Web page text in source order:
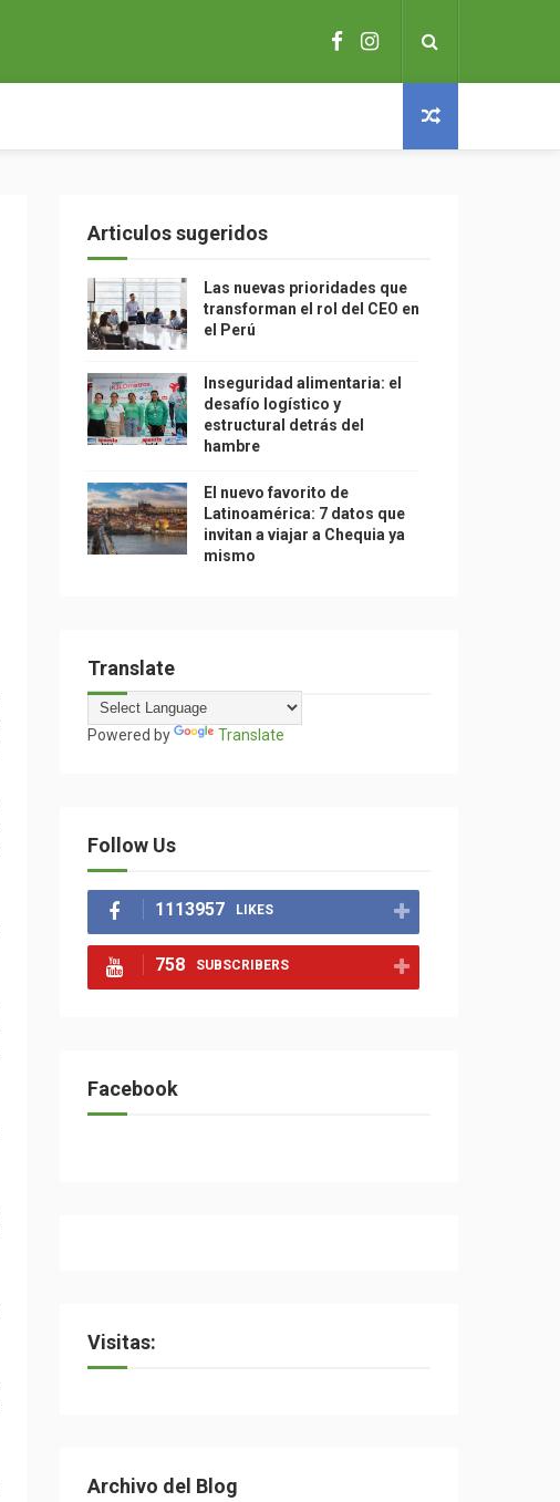
Articulos sugeridos
Las nuevas prioridades que
transforman el rol del CEO en
el Perú
Inseguridad alimentaria: el
desafío logístico y
estructural detrás del
hambre
El nuevo favorito de
Latinoamérica: 7 datos que
invitan a viajar a Chequia ya
mismo
Translate
Powered by Translate
Follow Us
1113957 LIKES
758 SUBSCRIBERS
Facebook
Visitas:
Archivo del Blog